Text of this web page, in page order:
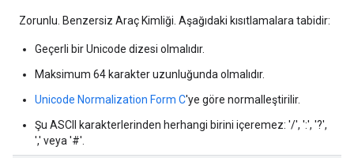
Zorunlu. Benzersiz Araç Kimliği. Aşağıdaki kısıtlamalara tabidir:
Geçerli bir Unicode dizesi olmalıdır.
Maksimum 64 karakter uzunluğunda olmalıdır.
Unicode Normalization Form C'ye göre normalleştirilir.
Şu ASCII karakterlerinden herhangi birini içeremez: '/', ':', '?',
',' veya '#'.